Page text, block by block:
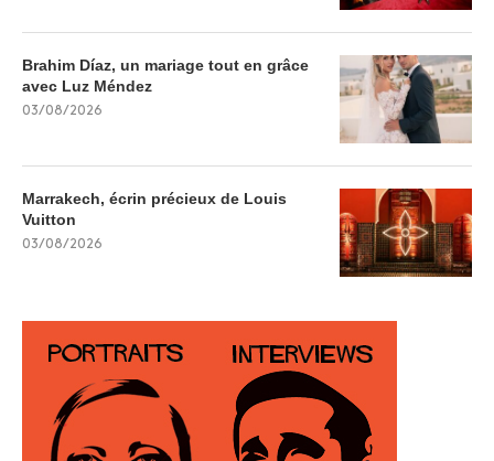
Brahim Díaz, un mariage tout en grâce
avec Luz Méndez
03/08/2026
Marrakech, écrin précieux de Louis
Vuitton
03/08/2026